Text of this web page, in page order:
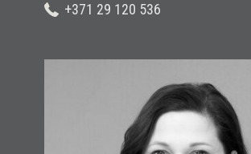
+371 29 120 536